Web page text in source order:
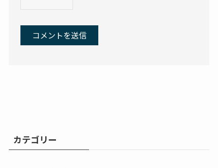
カテゴリー